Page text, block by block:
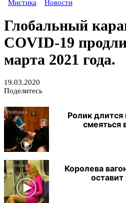
Мистика
Новости
Глобальный
COVID-19
марта 2021 года.
19.03.2020
Поделитесь
Ролик длится
смеяться
Королева